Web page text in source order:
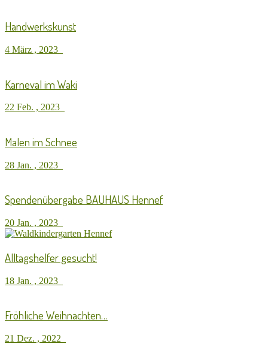
Handwerkskunst
4 März , 2023
Karneval im Waki
22 Feb. , 2023
Malen im Schnee
28 Jan. , 2023
Spendenübergabe BAUHAUS Hennef
20 Jan. , 2023
Alltagshelfer gesucht!
18 Jan. , 2023
Fröhliche Weihnachten…
21 Dez. , 2022